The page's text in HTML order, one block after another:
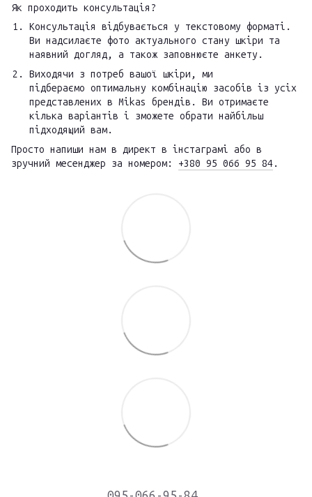
Як проходить консультація?
Консультація відбувається у текстовому форматі.
Ви надсилаєте фото актуального стану шкіри та
наявний догляд, а також заповнюєте анкету.
Виходячи з потреб вашої шкіри, ми
підбераємо оптимальну комбінацію засобів із усіх
представлених в Mikas брендів. Ви отримаєте
кілька варіантів і зможете обрати найбільш
підходящий вам.
Просто напиши нам в директ в інстаграмі або в
зручний месенджер за номером: +380 95 066 95 84.